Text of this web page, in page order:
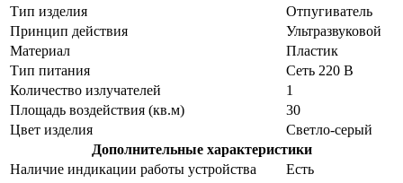
Тип изделия
Отпугиватель
Принцип действия
Ультразвуковой
Материал
Пластик
Тип питания
Сеть 220 В
Количество излучателей
1
Площадь воздействия (кв.м)
30
Цвет изделия
Светло-серый
Дополнительные характеристики
Наличие индикации работы устройства
Есть